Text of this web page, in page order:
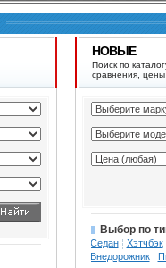
НОВЫЕ
Поиск по
сравнения,
Выбор по
Седан
Хэтчбэк
Внедорожник